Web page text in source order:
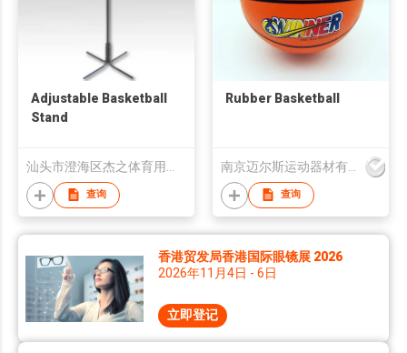
Adjustable Basketball
Stand
查询
Rubber Basketball
查询
香港贸发局香港国际眼镜展 2026
2026年11月4日 - 6日
立即登记